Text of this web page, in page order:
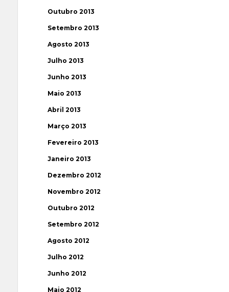
Outubro 2013
Setembro 2013
Agosto 2013
Julho 2013
Junho 2013
Maio 2013
Abril 2013
Março 2013
Fevereiro 2013
Janeiro 2013
Dezembro 2012
Novembro 2012
Outubro 2012
Setembro 2012
Agosto 2012
Julho 2012
Junho 2012
Maio 2012